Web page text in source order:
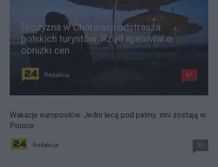
Drożyzna w Chorwacji odstrasza
polskich turystów. Rząd apelował o
obniżki cen
Redakcja 67
Wakacje europosłów. Jedni lecą pod palmy, inni zostają w
Polsce
Redakcja 35